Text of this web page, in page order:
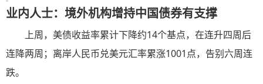
业内人士：境外机构增持中国债券有支撑
上周，美债收益率累计下降约14个基点，在连升四周后
连降两周；离岸人民币兑美元汇率累涨1001点，告别六周连
跌。